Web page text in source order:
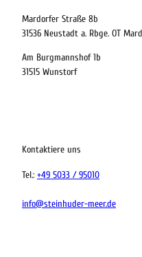
buchen
Mardorfer Straße 8b
31536 Neustadt a. Rbge. OT
Am Burgmannshof 1b
31515 Wunstorf
Kontaktiere uns
Tel.: +49 5033 / 95010
info@steinhuder-meer.de